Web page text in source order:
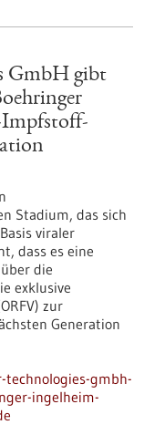
GmbH gibt
Impfstoff-
Stadium, das sich
viraler
dass es eine
die
exklusive
zur
Generation
gmbh-
ingelheim-